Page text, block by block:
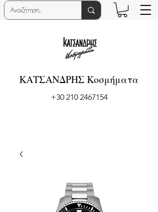
ΚΑΤΣΑΝΔΡΗΣ Κοσμήματα
+30 210 2467154